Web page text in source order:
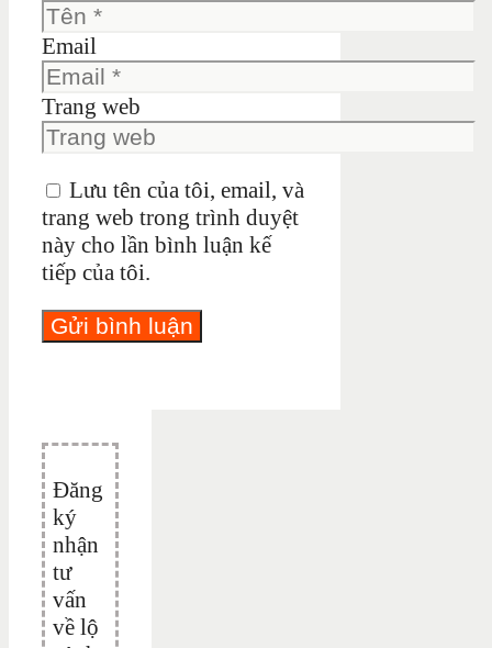
Email
Trang web
Lưu tên của tôi, email, và
trang web trong trình duyệt
này cho lần bình luận kế
tiếp của tôi.
Đăng
ký
nhận
tư
vấn
về lộ